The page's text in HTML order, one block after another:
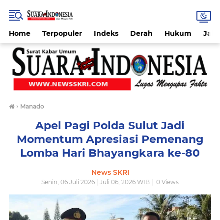
Home Terpopuler Indeks Derah Hukum
› Manado
Apel Pagi Polda Sulut Jadi
Momentum Apresiasi Pemenang
Lomba Hari Bhayangkara ke-80
News SKRI
Senin, 06 Juli 2026 | Juli 06, 2026 WIB | 0 Views